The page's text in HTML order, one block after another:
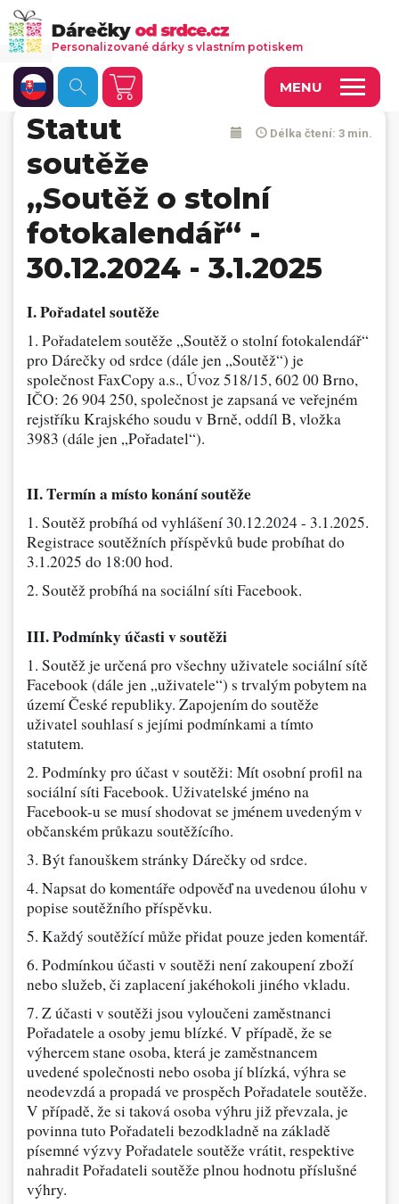
MENU
Fotoobrazy a dekorace
Kalendáře s vlastními fotkami
Trička a oděvy
Personalizované hry
Hrnečky a keramika
Doplňky do kanceláře, domácnosti, auta
Přívěsky, dog tagy, odznaky
Tašky, vaky, ruksaky
Dárečky
+420 516 770 521 eshop@faxcopy.cz
Úvod Produkty
Novinky
Můj profil
Personalizované dárky s vlastním potiskem
Délka čtení: 3 min.
Statut
soutěže
„Soutěž o stolní
fotokalendář“ -
30.12.2024 - 3.1.2025
I. Pořadatel soutěže
1. Pořadatelem soutěže „Soutěž o stolní fotokalendář“
pro Dárečky od srdce (dále jen „Soutěž“) je
společnost FaxCopy a.s., Úvoz 518/15, 602 00 Brno,
IČO: 26 904 250, společnost je zapsaná ve veřejném
rejstříku Krajského soudu v Brně, oddíl B, vložka
3983 (dále jen „Pořadatel“).
II. Termín a místo konání soutěže
1. Soutěž probíhá od vyhlášení 30.12.2024 - 3.1.2025.
Registrace soutěžních příspěvků bude probíhat do
3.1.2025 do 18:00 hod.
2. Soutěž probíhá na sociální síti Facebook.
III. Podmínky účasti v soutěži
1. Soutěž je určená pro všechny uživatele sociální sítě
Facebook (dále jen „uživatele“) s trvalým pobytem na
území České republiky. Zapojením do soutěže
uživatel souhlasí s jejími podmínkami a tímto
statutem.
2. Podmínky pro účast v soutěži: Mít osobní profil na
sociální síti Facebook. Uživatelské jméno na
Facebook-u se musí shodovat se jménem uvedeným v
občanském průkazu soutěžícího.
3. Být fanouškem stránky Dárečky od srdce.
4. Napsat do komentáře odpověď na uvedenou úlohu v
popise soutěžního příspěvku.
5. Každý soutěžící může přidat pouze jeden komentář.
6. Podmínkou účasti v soutěži není zakoupení zboží
nebo služeb, či zaplacení jakéhokoli jiného vkladu.
7. Z účasti v soutěži jsou vyloučeni zaměstnanci
Pořadatele a osoby jemu blízké. V případě, že se
výhercem stane osoba, která je zaměstnancem
uvedené společnosti nebo osoba jí blízká, výhra se
neodevzdá a propadá ve prospěch Pořadatele soutěže.
V případě, že si taková osoba výhru již převzala, je
povinna tuto Pořadateli bezodkladně na základě
písemné výzvy Pořadatele soutěže vrátit, respektive
nahradit Pořadateli soutěže plnou hodnotu příslušné
výhry.